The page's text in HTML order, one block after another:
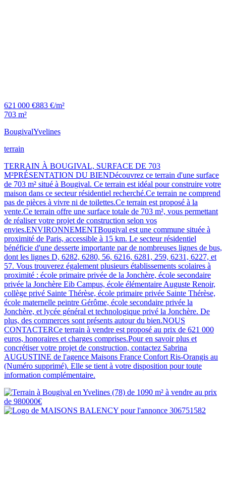
621 000 €883 €/m²
703 m²
BougivalYvelines
terrain
TERRAIN À BOUGIVAL, SURFACE DE 703
M²PRÉSENTATION DU BIENDécouvrez ce terrain d'une surface
de 703 m² situé à Bougival. Ce terrain est idéal pour construire votre
maison dans ce secteur résidentiel recherché.Ce terrain ne comprend
pas de pièces à vivre ni de toilettes.Ce terrain est proposé à la
vente.Ce terrain offre une surface totale de 703 m², vous permettant
de réaliser votre projet de construction selon vos
envies.ENVIRONNEMENTBougival est une commune située à
proximité de Paris, accessible à 15 km. Le secteur résidentiel
bénéficie d'une desserte importante par de nombreuses lignes de bus,
dont les lignes D, 6282, 6280, 56, 6216, 6281, 259, 6231, 6227, et
57. Vous trouverez également plusieurs établissements scolaires à
proximité : école primaire privée de la Jonchère, école secondaire
privée la Jonchère Eib Campus, école élémentaire Auguste Renoir,
collège privé Sainte Thérèse, école primaire privée Sainte Thérèse,
école maternelle peintre Gérôme, école secondaire privée la
Jonchère, et lycée général et technologique privé la Jonchère. De
plus, des commerces sont présents autour du bien.NOUS
CONTACTERCe terrain à vendre est proposé au prix de 621 000
euros, honoraires et charges comprises.Pour en savoir plus et
concrétiser votre projet de construction, contactez Sabrina
AUGUSTINE de l'agence Maisons France Confort Ris-Orangis au
(Numéro supprimé). Elle se tient à votre disposition pour toute
information complémentaire.